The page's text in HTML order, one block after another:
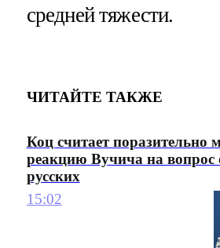
средней тяжести.
ЧИТАЙТЕ ТАКЖЕ
Коц считает поразительно
реакцию Вучича на вопрос
русских
15:02